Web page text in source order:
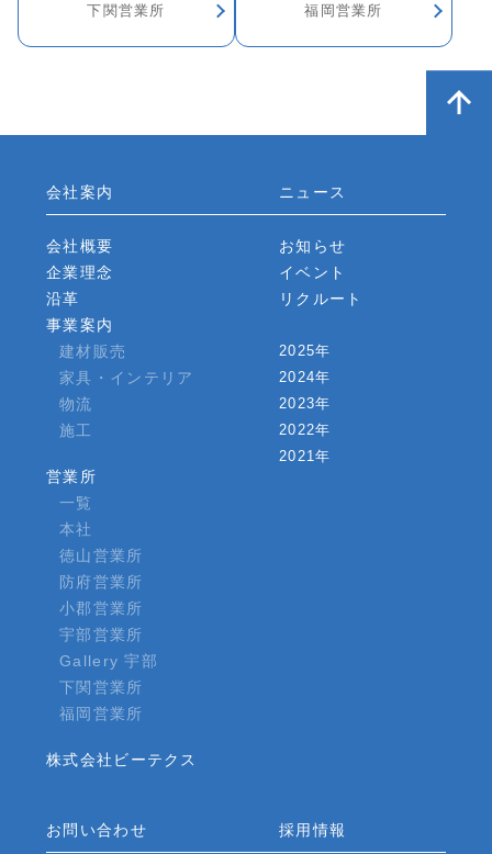
下関営業所 福岡営業所
会社案内
会社概要
企業理念
沿革
事業案内
建材販売
家具・インテリア
物流
施工
営業所
一覧
本社
徳山営業所
防府営業所
小郡営業所
宇部営業所
Gallery 宇部
下関営業所
福岡営業所
株式会社ビーテクス
ニュース
お知らせ
イベント
リクルート
2025年
2024年
2023年
2022年
2021年
お問い合わせ 採用情報